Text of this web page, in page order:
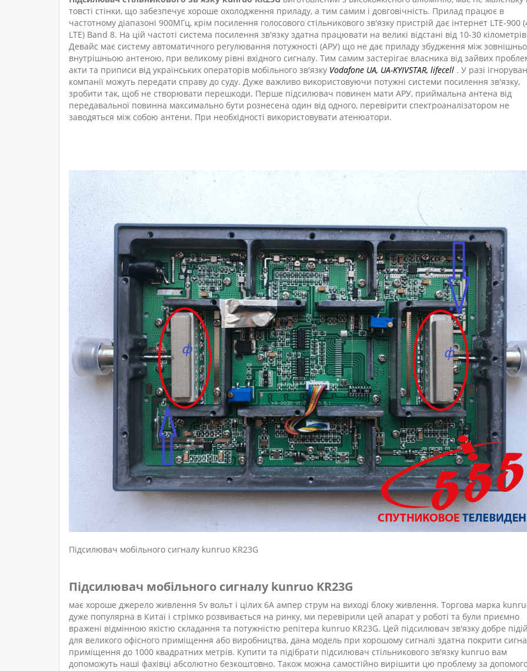
товсті стінки, що забезпечує хороше охолодження приладу, а тим самим і довговічність. Прилад працює в
частотному діапазоні 900МГц, крім посилення голосового стільникового зв'язку пристрій дає інтернет LTE-900
LTE) Band 8. На цій частоті система посилення зв'язку здатна працювати на великі відстані від 10-30
Девайс має систему автоматичного регулювання потужності (АРУ) що не дає приладу збудження між
внутрішньою антеною, при великому рівні вхідного сигналу. Тим самим застерігає власника від зайвих
акти та приписи від українських операторів мобільного зв'язку Vodafone UA, UA-KYIVSTAR, lifecell . У разі
компанії можуть передати справу до суду. Дуже важливо використовуючи потужні системи посилення зв'язку,
зробити так, щоб не створювати перешкоди. Перше підсилювач повинен мати АРУ, приймальна антена від
передавальної повинна максимально бути рознесена один від одного, перевірити спектроаналізатором не
заводяться між собою антени. При необхідності використовувати атенюатори.
Підсилювач мобільного сигналу kunruo KR23G
Підсилювач мобільного сигналу kunruo KR23G
має хороше джерело живлення 5v вольт і цілих 6A ампер струм на виході блоку живлення. Торгова марка
дуже популярна в Китаї і стрімко розвивається на ринку, ми перевірили цей апарат у роботі та були приємно
вражені відмінною якістю складання та потужністю репітера kunruo KR23G. Цей підсилювач зв'язку добре
для великого офісного приміщення або виробництва, дана модель при хорошому сигналі здатна покрити
приміщення до 1000 квадратних метрів. Купити та підібрати підсилювач стільникового зв'язку kunruo вам
допоможуть наші фахівці абсолютно безкоштовно. Також можна самостійно вирішити цю проблему за